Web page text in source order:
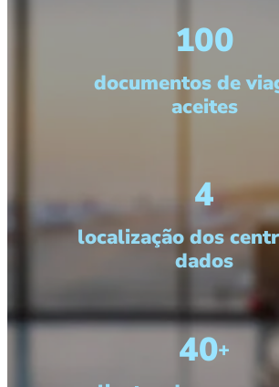
100
documentos de
aceites
4
localização dos
dados
40+